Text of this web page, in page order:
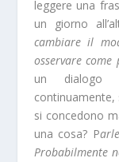
leggere una
un giorno
cambiare il
osservare
un dialogo
si concedono
una cosa? P
Probabilmente